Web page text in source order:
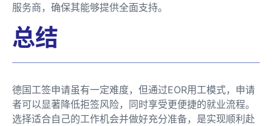
服务商，确保其能够提供全面支持。
总结
德国工签申请虽有一定难度，但通过EOR用工模式，申请
者可以显著降低拒签风险，同时享受更便捷的就业流程。
选择适合自己的工作机会并做好充分准备，是实现顺利赴